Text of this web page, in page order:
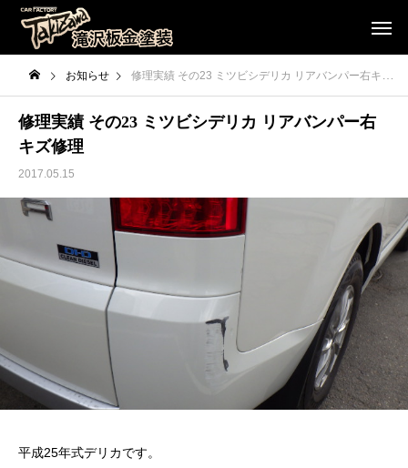
お知らせ 修理実績 その23 ミツビシデリカ リアバンパー右キズ修理
修理実績 その23 ミツビシデリカ リアバンパー右
キズ修理
2017.05.15
平成25年式デリカです。